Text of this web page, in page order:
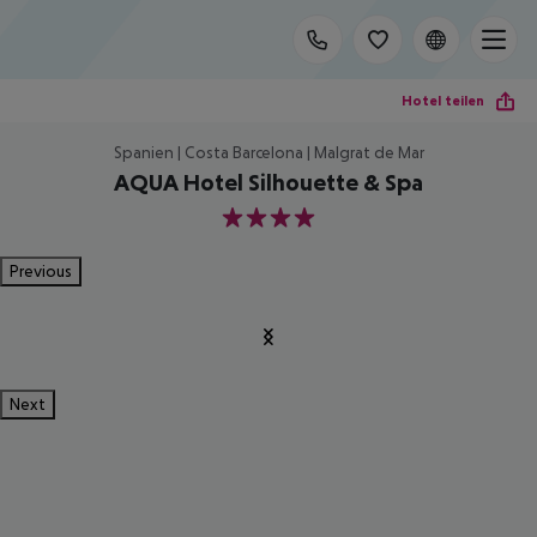
Hotel teilen
Spanien | Costa Barcelona | Malgrat de Mar
AQUA Hotel Silhouette & Spa
4
Previous
Next